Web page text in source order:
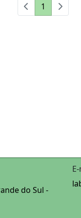
1
do Sul -